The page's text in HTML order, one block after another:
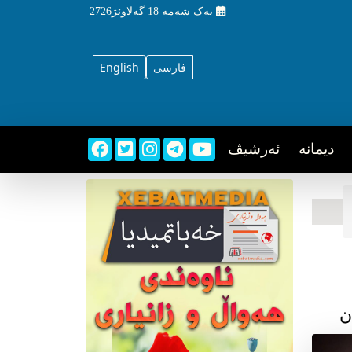
یه‌ک شه‌مه‌ 18 گه‌لاوێژ2726
English فارسی
دیمانه ئه‌رشیڤ